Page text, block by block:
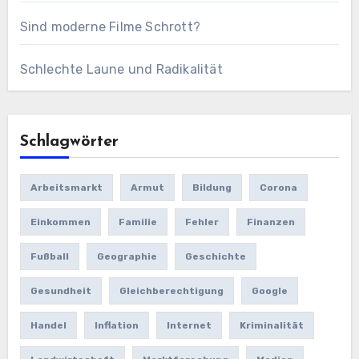
Sind moderne Filme Schrott?
Schlechte Laune und Radikalität
Schlagwörter
Arbeitsmarkt Armut Bildung Corona
Einkommen Familie Fehler Finanzen
Fußball Geographie Geschichte
Gesundheit Gleichberechtigung Google
Handel Inflation Internet Kriminalität